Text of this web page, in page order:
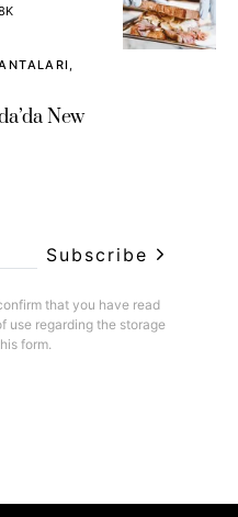
New
Subscribe
that you have read
use regarding the storage
form.